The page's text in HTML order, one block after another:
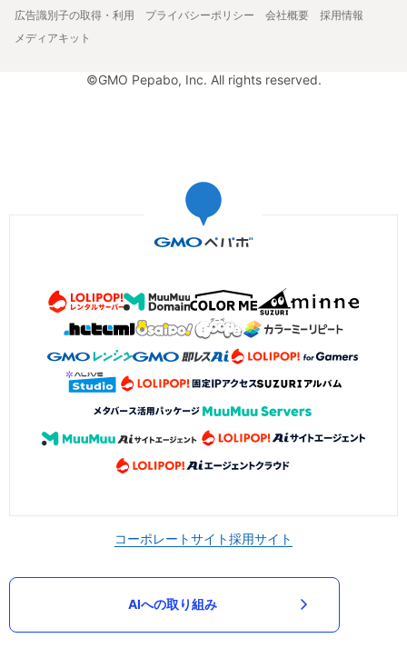
広告識別子の取得・利用
プライバシーポリシー 会社概要
採用情報
メディアキット
©GMO Pepabo, Inc. All rights reserved.
コーポレートサイト採用サイト
AIへの取り組み